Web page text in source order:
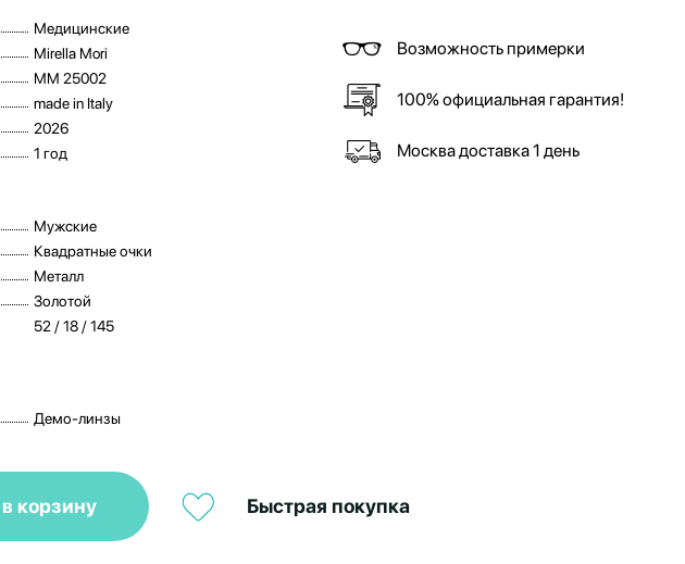
Медицинские
Mirella Mori
MM 25002
made in Italy
2026
1 год
Мужские
Квадратные очки
Металл
Золотой
52 / 18 / 145
Демо-линзы
Возможность примерки
100% официальная гарантия!
Москва доставка 1 день
корзину Быстрая покупка